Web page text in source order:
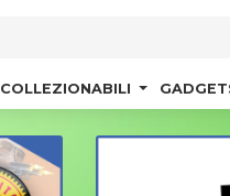
COLLEZIONABILI